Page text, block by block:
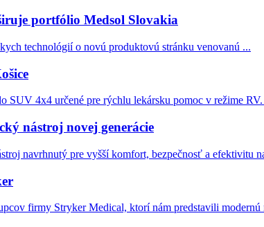
portfólio Medsol Slovakia
technológií o novú produktovú stránku venovanú ...
SUV 4x4 určené pre rýchlu lekársku pomoc v režime
nástroj novej generácie
navrhnutý pre vyšší komfort, bezpečnosť a efektivitu
firmy Stryker Medical, ktorí nám predstavili modernú